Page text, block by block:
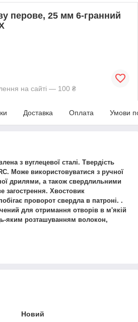
перове, 25 мм 6-гранний
на сайті — 100 ₴
Доставка Оплата Умови
з вуглецевої сталі. Твердість
Може використовуватися з ручної
дрилями, а також свердлильними
загострення. Хвостовик
проворот свердла в патроні. .
для отримання отворів в м'якій
яким розташуванням волокон,
Новий